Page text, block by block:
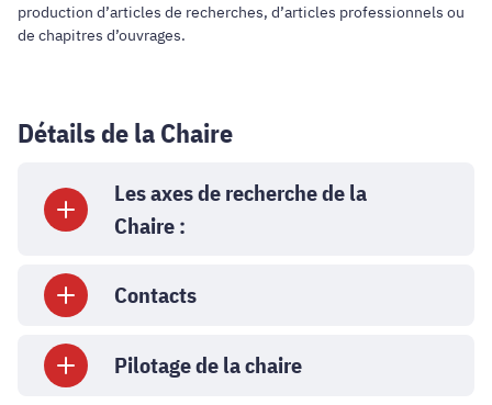
production d’articles de recherches, d’articles professionnels ou
de chapitres d’ouvrages.
Détails de la Chaire
Les axes de recherche de la
Chaire :
Contacts
Pilotage de la chaire